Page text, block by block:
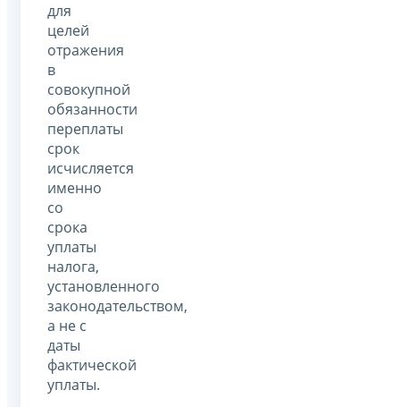
для
целей
отражения
в
совокупной
обязанности
переплаты
срок
исчисляется
именно
со
срока
уплаты
налога,
установленного
законодательством,
а не с
даты
фактической
уплаты.